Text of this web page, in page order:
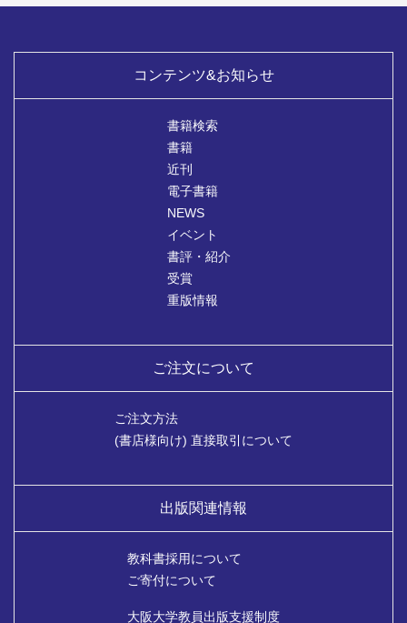
コンテンツ&お知らせ
書籍検索
書籍
近刊
電子書籍
NEWS
イベント
書評・紹介
受賞
重版情報
ご注文について
ご注文方法
(書店様向け) 直接取引について
出版関連情報
教科書採用について
ご寄付について
大阪大学教員出版支援制度